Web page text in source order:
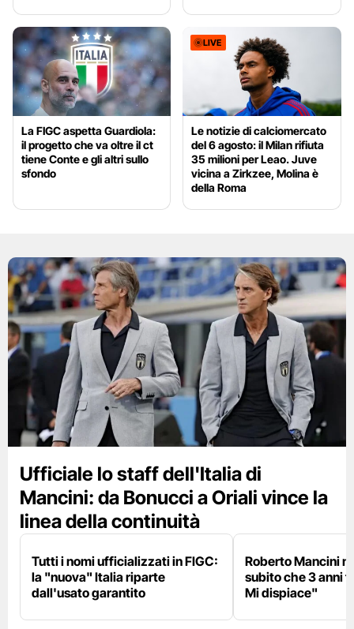
La FIGC aspetta Guardiola:
il progetto che va oltre il ct
tiene Conte e gli altri sullo
sfondo
LIVE
Le notizie di calciomercato
del 6 agosto: il Milan rifiuta
35 milioni per Leao. Juve
vicina a Zirkzee, Molina è
della Roma
Ufficiale lo staff dell'Italia di
Mancini: da Bonucci a Oriali vince la
linea della continuità
Tutti i nomi ufficializzati in FIGC:
la "nuova" Italia riparte
dall'usato garantito
Roberto Mancini
subito che 3 anni
Mi dispiace"